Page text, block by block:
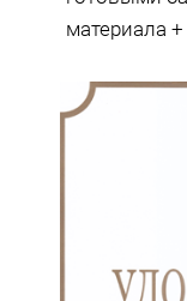
материала